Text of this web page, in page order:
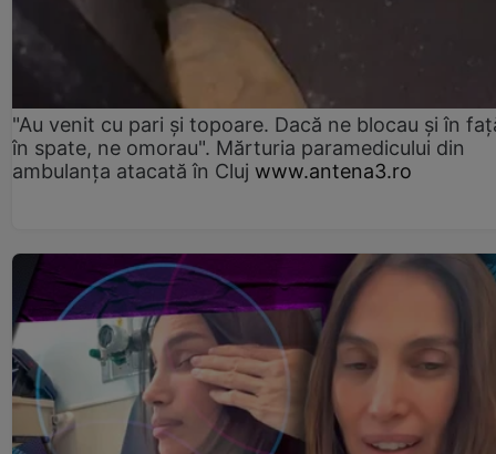
"Au venit cu pari și topoare. Dacă ne blocau şi în
în spate, ne omorau". Mărturia paramedicului din
ambulanţa atacată în Cluj www.antena3.ro